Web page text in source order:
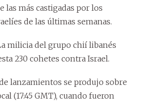
las más castigadas por los
de las últimas semanas.
milicia del grupo chií libanés
230 cohetes contra Israel.
lanzamientos se produjo sobre
(17:45 GMT), cuando fueron